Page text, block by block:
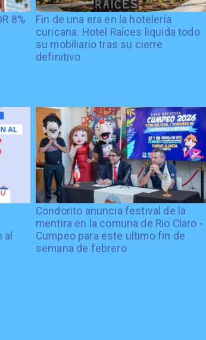
8%
Fin de una era en la hotelería
curicana: Hotel Raíces liquida todo
su mobiliario tras su cierre
definitivo
Condorito anuncia festival de la
mentira en la comuna de Rio Claro -
Cumpeo para este ultimo fin de
semana de febrero